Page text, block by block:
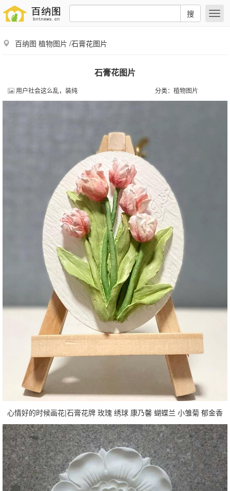
搜
百纳图 植物图片 /石膏花图片
石膏花图片
用户社会这么乱，装纯 分类： 植物图片
心情好的时候画花|石膏花牌 玫瑰 绣球 康乃馨 蝴蝶兰 小雏菊 郁金香